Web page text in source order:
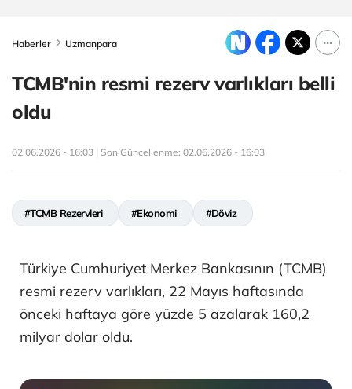
Haberler Uzmanpara
TCMB'nin resmi rezerv varlıkları belli
oldu
02.06.2026 - 16:03 | Son Güncellenme: 02.06.2026 - 16:03
#TCMB Rezervleri #Ekonomi #Döviz
Türkiye Cumhuriyet Merkez Bankasının (TCMB)
resmi rezerv varlıkları, 22 Mayıs haftasında
önceki haftaya göre yüzde 5 azalarak 160,2
milyar dolar oldu.